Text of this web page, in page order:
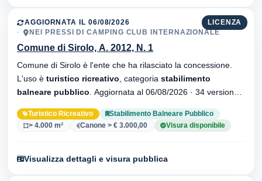
LICENZA
AGGIORNATA IL 06/08/2026
NEI PRESSI DI CAMPING CLUB INTERNAZIONALE
Comune di Sirolo, A. 2012, N. 1
Comune di Sirolo è l'ente che ha rilasciato la concessione.
L'uso è turistico ricreativo , categoria stabilimento
balneare pubblico
Turistico Ricreativo
Stabilimento Balneare Pubblico
> 4.000 m²
Canone > € 3.000,00 Visura disponibile
Visualizza dettagli e visura pubblica